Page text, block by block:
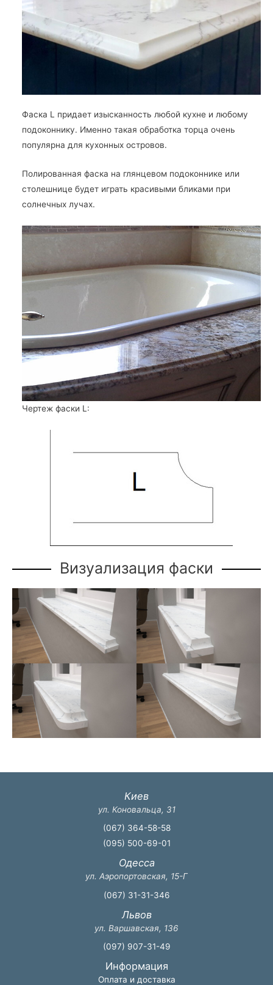
Фаска L придает изысканность любой кухне и любому
подоконнику. Именно такая обработка торца очень
популярна для кухонных островов.
Полированная фаска на глянцевом подоконнике или
столешнице будет играть красивыми бликами при
солнечных лучах.
Чертеж фаски L:
Визуализация фаски
Киев
ул. Коновальца, 31
(067) 364-58-58
(095) 500-69-01
Одесса
ул. Аэропортовская, 15-Г
(067) 31-31-346
Львов
ул. Варшавская, 136
(097) 907-31-49
Информация
Оплата и доставка